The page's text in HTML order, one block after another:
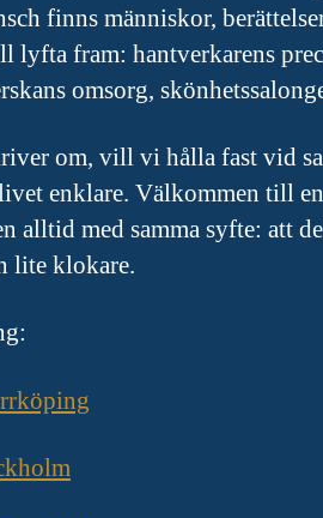
finns människor,
lyfta fram: hantverkarens
omsorg,
om, vill vi hålla fast vid
enklare. Välkommen till
alltid med samma syfte: att
lite klokare.